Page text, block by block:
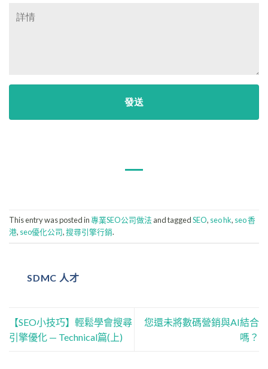
This entry was posted in專業SEO公司做法 and taggedSEO, seo hk, seo 香
港, seo優化公司,搜尋引擎行銷.
SDMC 人才
【SEO小技巧】輕鬆學會搜尋
引擎優化 — Technical篇(上)
您還未將數碼營銷與AI結合
嗎？